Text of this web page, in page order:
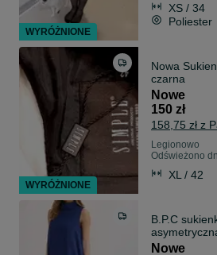
XS / 34
Poliester
Nowa
czarna
Nowe
150 zł
158,75 zł z
Legionowo
Odświeżono
XL / 42
B.P.C
Nowe
WYRÓŻNIONE
WYRÓŻNIONE